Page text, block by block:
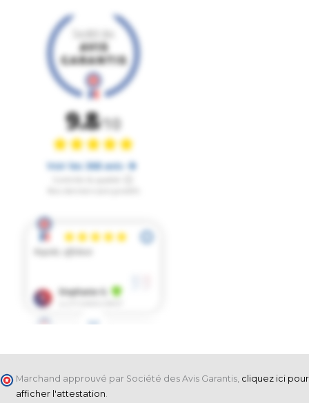
Marchand approuvé par Société des Avis Garantis, cliquez ici pour
afficher l'attestation.